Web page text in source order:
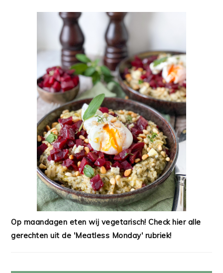
Op maandagen eten wij vegetarisch! Check hier alle
gerechten uit de 'Meatless Monday' rubriek!